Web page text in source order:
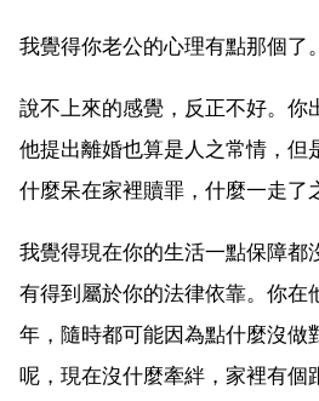
我覺得你老公的心理有點那個了。
說不上來的感覺，反正不好。你
他提出離婚也算是人之常情，但
什麼呆在家裡贖罪，什麼一走了
我覺得現在你的生活一點保障都
有得到屬於你的法律依靠。你在
年，隨時都可能因為點什麼沒做
呢，現在沒什麼牽絆，家裡有個